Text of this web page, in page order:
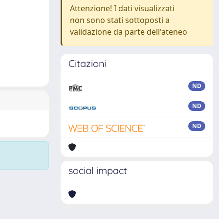
Attenzione! I dati visualizzati
non sono stati sottoposti a
validazione da parte dell'ateneo
Citazioni
ND
ND
ND
social impact